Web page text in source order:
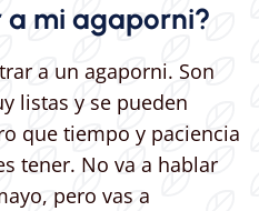
a mi agaporni?
a un agaporni. Son
listas y se pueden
que tiempo y paciencia
tener. No va a hablar
pero vas a